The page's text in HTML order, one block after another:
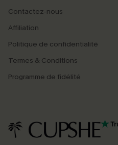
Contactez-nous
Affiliation
Politique de confidentialité
Termes & Conditions
Programme de fidélité
-15% dès 2
*Un code par
En soumettant votre adresse e-mail,
marketing (y compris du contenu
reconnaissez avoir pris connaissance
pouvons utiliser les données
produits susceptibles de vous
confidentialité
. Vous pouvez vous